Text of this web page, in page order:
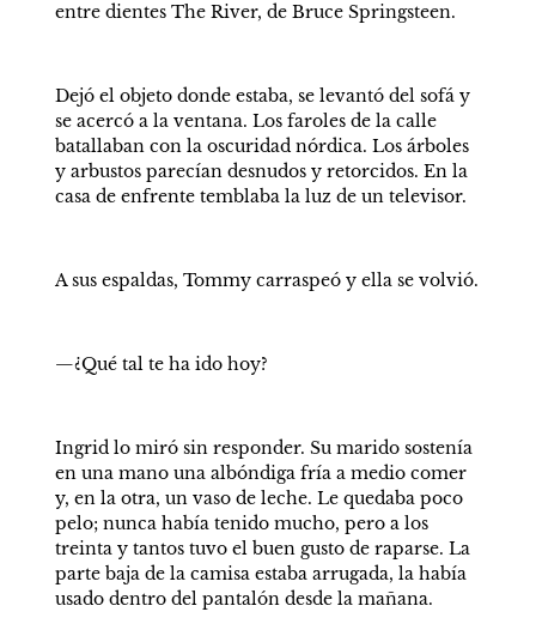
entre dientes The River, de Bruce Springsteen.
Dejó el objeto donde estaba, se levantó del sofá y
se acercó a la ventana. Los faroles de la calle
batallaban con la oscuridad nórdica. Los árboles
y arbustos parecían desnudos y retorcidos. En la
casa de enfrente temblaba la luz de un televisor.
A sus espaldas, Tommy carraspeó y ella se volvió.
—¿Qué tal te ha ido hoy?
Ingrid lo miró sin responder. Su marido sostenía
en una mano una albóndiga fría a medio comer
y, en la otra, un vaso de leche. Le quedaba poco
pelo; nunca había tenido mucho, pero a los
treinta y tantos tuvo el buen gusto de raparse. La
parte baja de la camisa estaba arrugada, la había
usado dentro del pantalón desde la mañana.